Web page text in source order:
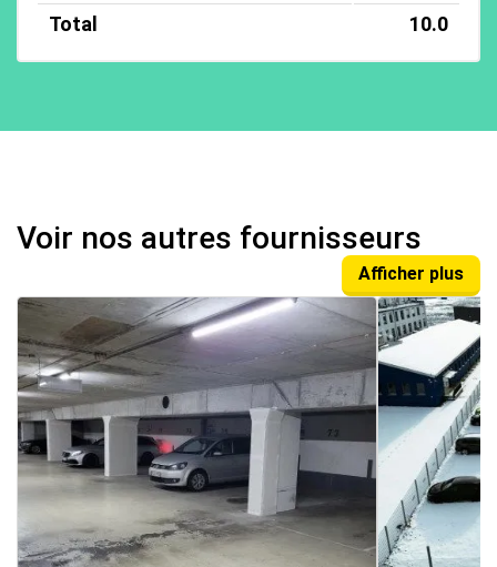
Total 10.0
Voir nos autres fournisseurs
Afficher plus